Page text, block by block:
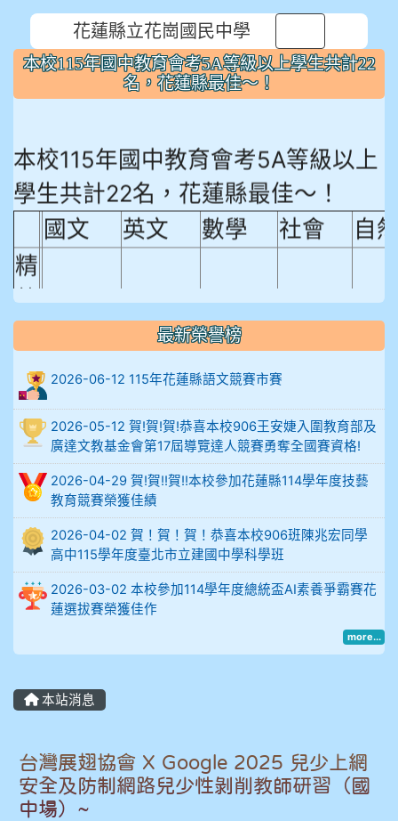
花蓮縣立花崗國民中學
本校115年國中教育會考5A等級以上學生共計22
名，花蓮縣最佳～！
本校115年國中教育會考5A等級以上
學生共計22名，花蓮縣最佳～！
國文 英文 數學 社會 自
精
熟
程
度
比
例
18.65%29.19%
906陳兆宏 5A10+ 作文5
912余 嘉 5A10+
914謝佩臻 5A10+
902蘇奕愷
905周沛蓉
905鄭瑀安
最新榮譽榜
2026-06-12 115年花蓮縣語文競賽市賽
2026-05-12 賀!賀!賀!恭喜本校906王安婕入圍教育部及
廣達文教基金會第17屆導覽達人競賽勇奪全國賽資格!
2026-04-29 賀!賀!!賀!!本校參加花蓮縣114學年度技藝
教育競賽榮獲佳績
2026-04-02 賀！賀！賀！恭喜本校906班陳兆宏同學
高中115學年度臺北市立建國中學科學班
2026-03-02 本校參加114學年度總統盃AI素養爭霸賽花
蓮選拔賽榮獲佳作
more...
本站消息
台灣展翅協會 X Google 2025 兒少上網
安全及防制網路兒少性剝削教師研習（國
中場）~